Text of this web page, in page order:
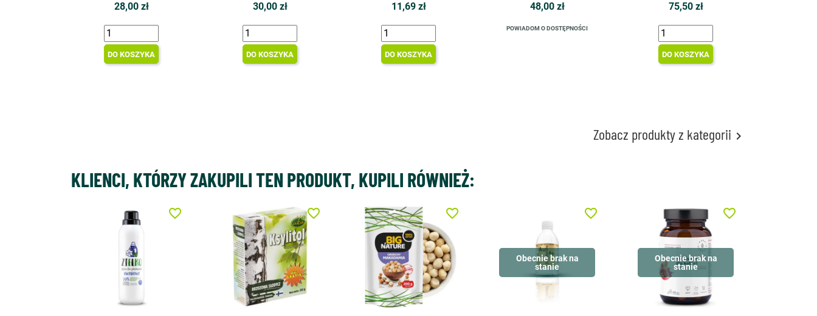
28,00 zł
DO KOSZYKA
30,00 zł
DO KOSZYKA
11,69 zł
DO KOSZYKA
48,00 zł
POWIADOM O DOSTĘPNOŚCI
75,50 zł
DO KOSZYKA
Zobacz produkty z kategorii 
KLIENCI, KTÓRZY ZAKUPILI TEN PRODUKT, KUPILI RÓWNIEŻ:
favorite_border favorite_border favorite_border
Obecnie brak na
stanie
favorite_border
Obecnie brak na
stanie
favorite_border